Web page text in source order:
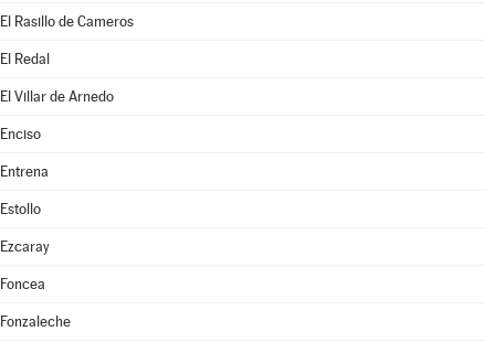
El Rasillo de Cameros
El Redal
El Villar de Arnedo
Enciso
Entrena
Estollo
Ezcaray
Foncea
Fonzaleche